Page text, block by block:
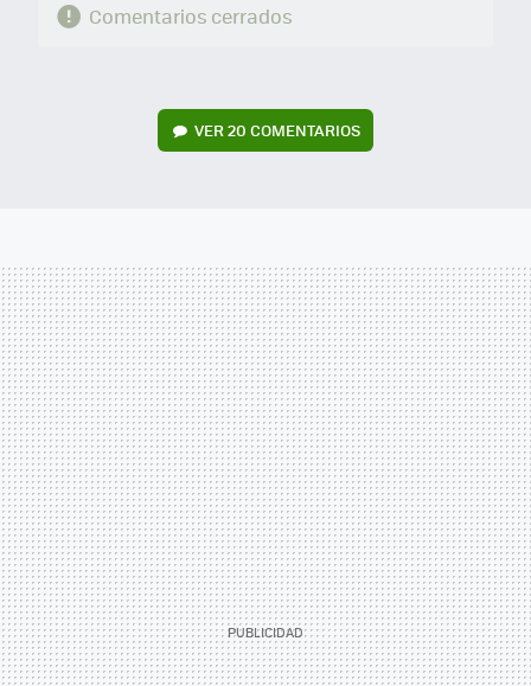
Comentarios cerrados
VER20 COMENTARIOS